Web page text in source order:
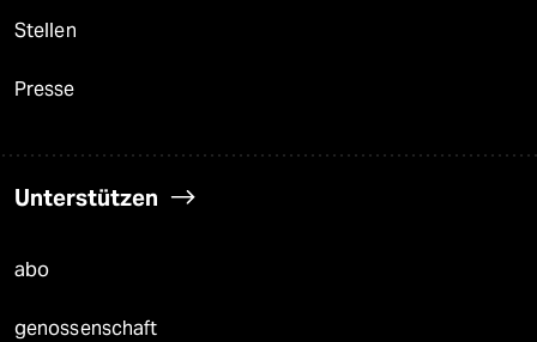
Stellen
Presse
Unterstützen
abo
genossenschaft